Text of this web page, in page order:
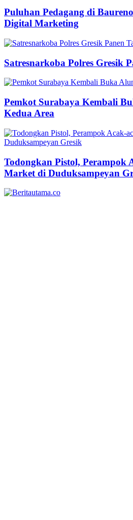
Puluhan Pedagang di
Digital Marketing
Satresnarkoba Polres Gresik
Pemkot Surabaya Kembali
Kedua Area
Todongkan Pistol, Perampok
Market di Duduksampeyan